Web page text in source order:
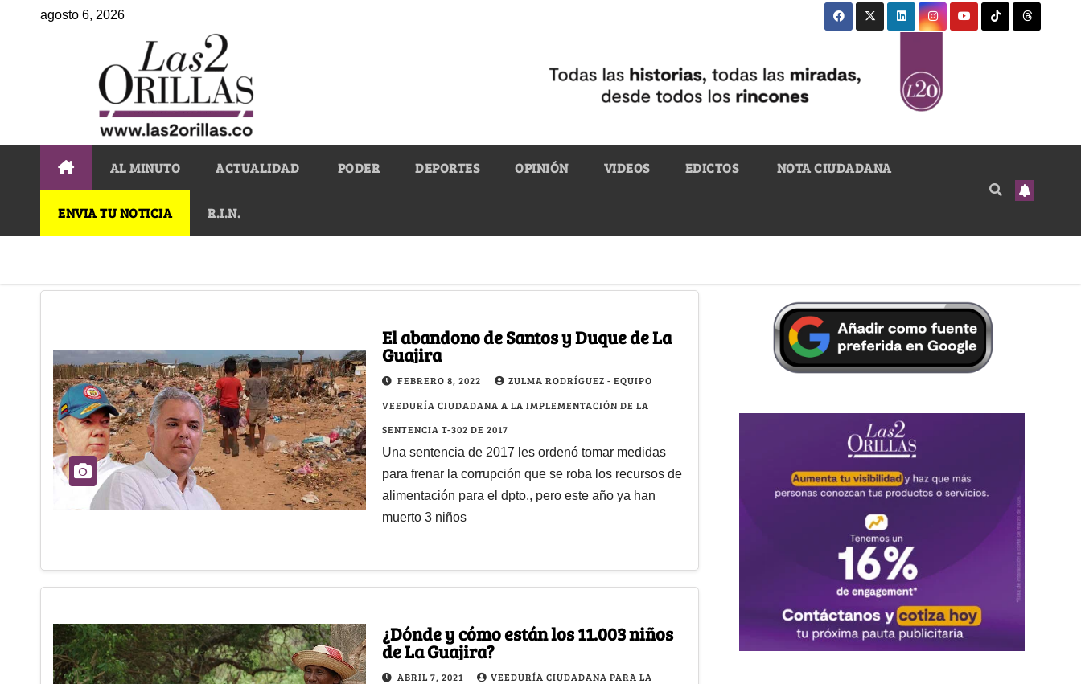
agosto 6, 2026
AL MINUTO ACTUALIDAD PODER DEPORTES OPINIÓN VIDEOS EDICTOS NOTA CIUDADANA
ENVIA TU NOTICIA R.I.N.
El abandono de Santos y Duque de La
Guajira
FEBRERO 8, 2022
ZULMA RODRÍGUEZ - EQUIPO
VEEDURÍA CIUDADANA A LA IMPLEMENTACIÓN DE LA
SENTENCIA T-302 DE 2017
Una sentencia de 2017 les ordenó tomar medidas
para frenar la corrupción que se roba los recursos de
alimentación para el dpto., pero este año ya han
muerto 3 niños
¿Dónde y cómo están los 11.003 niños
de La Guajira?
ABRIL 7, 2021
VEEDURÍA CIUDADANA PARA LA